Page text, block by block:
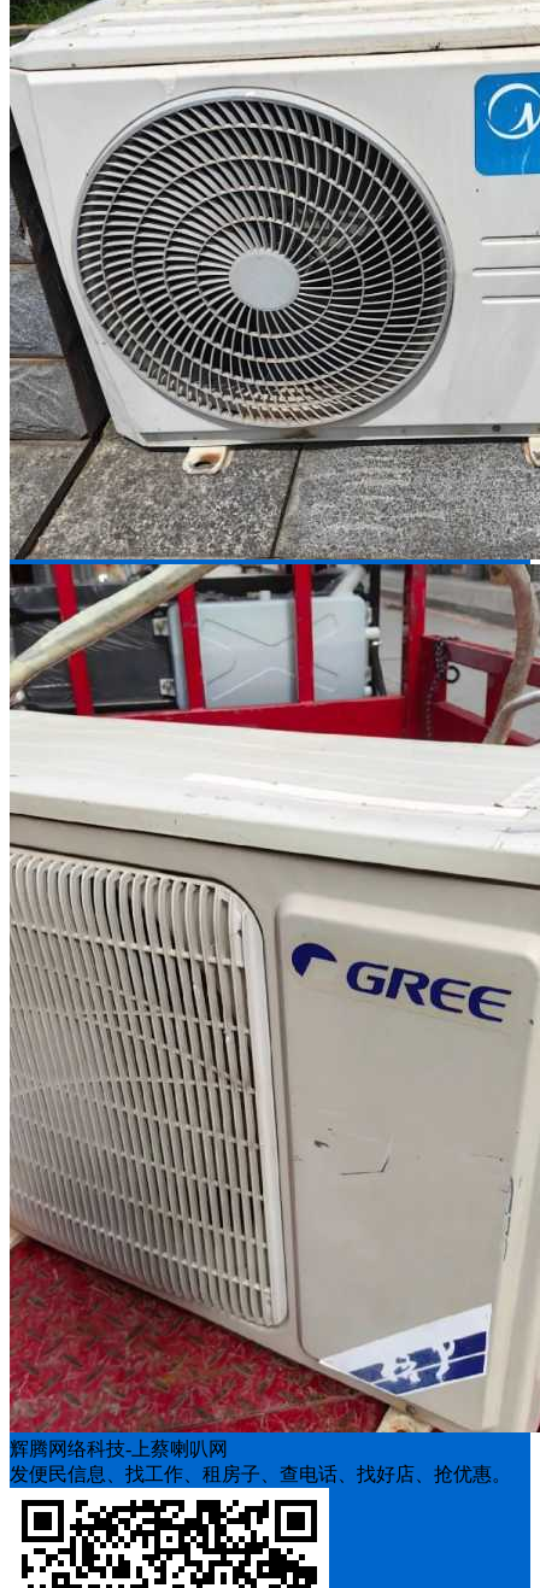
辉腾网络科技-上蔡喇叭网
发便民信息、找工作、租房子、查电话、找好店、抢优惠。